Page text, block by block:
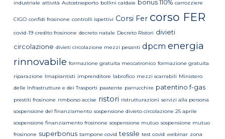
industriale attività Autostrasporto bollini caldaie bonus 110% carrozziere
CIGO confidi frosinone controlli ispettivi Corsi Fer corso FER
covid-19 credito frosinone decreto natale Decreto Ristori divieti
circolazione divieti circolazione mezzi pesanti dpcm energia
rinnovabile formazione gratuita meccatronico formazione gratuita
riparazione Imapiantisti imprenditore labrofico mezzi scarrabili Ministero
delle Infrastrutture e dei Trasporti paatente parrucchire patentino f-gas
prestiti frosinone rimborso accise ristori ristrutturazioni servizi alla persona
sospensione del finanziamento sospensione divieto circolazione 25 aprile
sospensione finanziamento frosinone sospensione mutuo sospensione mutuo
frosinone superbonus tampone covid tessile test covid webinar zona